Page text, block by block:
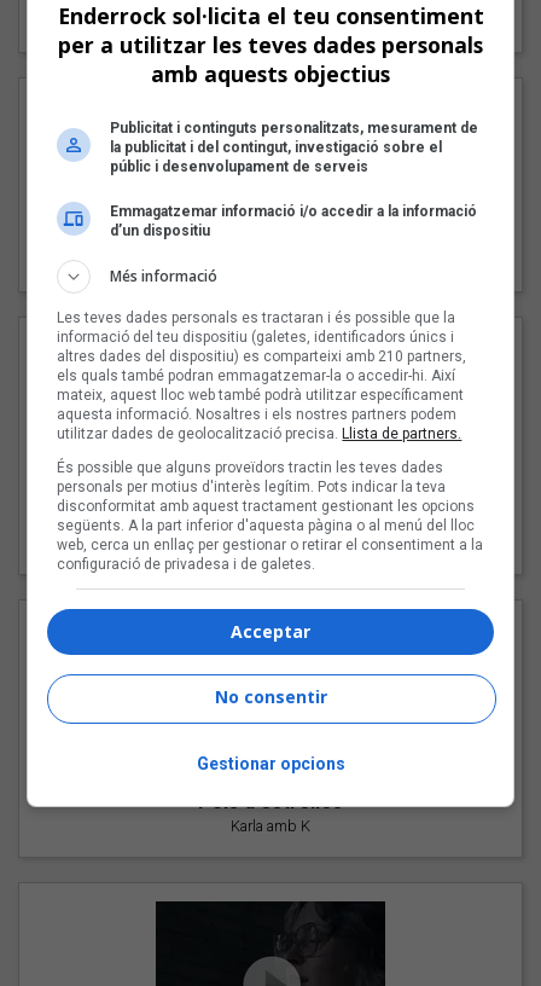
Carmen y María
"Les cabres"
94 Rules amb Compte
"Pols d'estrelles"
Karla amb K
Enderrock sol·licita el teu consentiment
per a utilitzar les teves dades personals
amb aquests objectius
Publicitat i continguts personalitzats, mesurament de
la publicitat i del contingut, investigació sobre el
públic i desenvolupament de serveis
Emmagatzemar informació i/o accedir a la informació
d’un dispositiu
Més informació
Les teves dades personals es tractaran i és possible que la
informació del teu dispositiu (galetes, identificadors únics i
altres dades del dispositiu) es comparteixi amb 210 partners,
els quals també podran emmagatzemar-la o accedir-hi. Així
mateix, aquest lloc web també podrà utilitzar específicament
aquesta informació. Nosaltres i els nostres partners podem
utilitzar dades de geolocalització precisa. Llista de partners.
És possible que alguns proveïdors tractin les teves dades
personals per motius d'interès legítim. Pots indicar la teva
disconformitat amb aquest tractament gestionant les opcions
següents. A la part inferior d'aquesta pàgina o al menú del lloc
web, cerca un enllaç per gestionar o retirar el consentiment a la
configuració de privadesa i de galetes.
Acceptar
No consentir
Gestionar opcions